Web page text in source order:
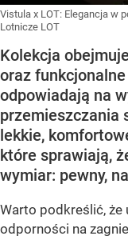
Vistula x LOT: Elegancja w
Lotnicze LOT
Kolekcja
oraz
odpowiadają na
przemieszczania
lekkie,
które sprawiają,
wymiar: pewny,
Warto podkreślić, że
odporności na